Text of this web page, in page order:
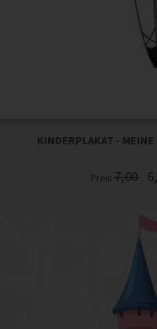
KINDERPLAKAT -
Preis 7,00